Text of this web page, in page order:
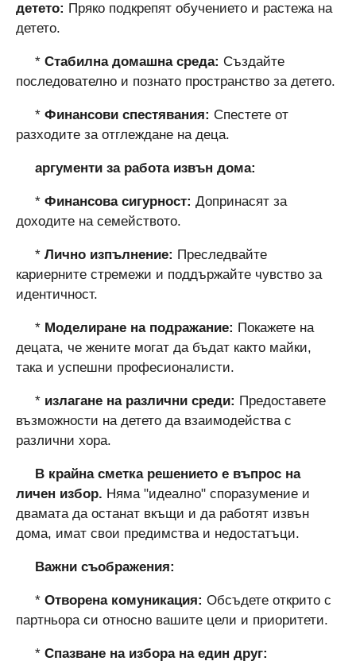
детето: Пряко подкрепят обучението и растежа на
детето.
* Стабилна домашна среда: Създайте
последователно и познато пространство за детето.
* Финансови спестявания: Спестете от
разходите за отглеждане на деца.
аргументи за работа извън дома:
* Финансова сигурност: Допринасят за
доходите на семейството.
* Лично изпълнение: Преследвайте
кариерните стремежи и поддържайте чувство за
идентичност.
* Моделиране на подражание: Покажете на
децата, че жените могат да бъдат както майки,
така и успешни професионалисти.
* излагане на различни среди: Предоставете
възможности на детето да взаимодейства с
различни хора.
В крайна сметка решението е въпрос на
личен избор. Няма "идеално" споразумение и
двамата да останат вкъщи и да работят извън
дома, имат свои предимства и недостатъци.
Важни съображения:
* Отворена комуникация: Обсъдете открито с
партньора си относно вашите цели и приоритети.
* Спазване на избора на един друг: